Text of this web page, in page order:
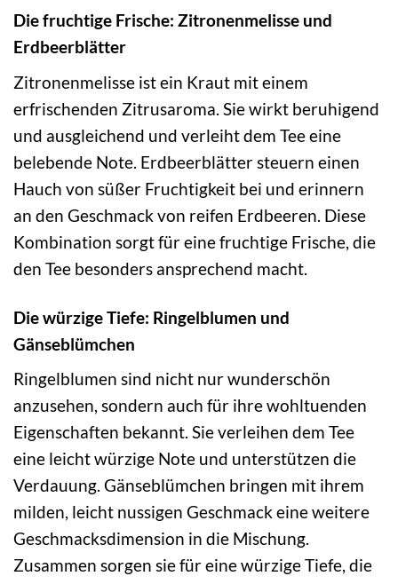
Die fruchtige Frische: Zitronenmelisse und
Erdbeerblätter
Zitronenmelisse ist ein Kraut mit einem
erfrischenden Zitrusaroma. Sie wirkt beruhigend
und ausgleichend und verleiht dem Tee eine
belebende Note. Erdbeerblätter steuern einen
Hauch von süßer Fruchtigkeit bei und erinnern
an den Geschmack von reifen Erdbeeren. Diese
Kombination sorgt für eine fruchtige Frische, die
den Tee besonders ansprechend macht.
Die würzige Tiefe: Ringelblumen und
Gänseblümchen
Ringelblumen sind nicht nur wunderschön
anzusehen, sondern auch für ihre wohltuenden
Eigenschaften bekannt. Sie verleihen dem Tee
eine leicht würzige Note und unterstützen die
Verdauung. Gänseblümchen bringen mit ihrem
milden, leicht nussigen Geschmack eine weitere
Geschmacksdimension in die Mischung.
Zusammen sorgen sie für eine würzige Tiefe, die